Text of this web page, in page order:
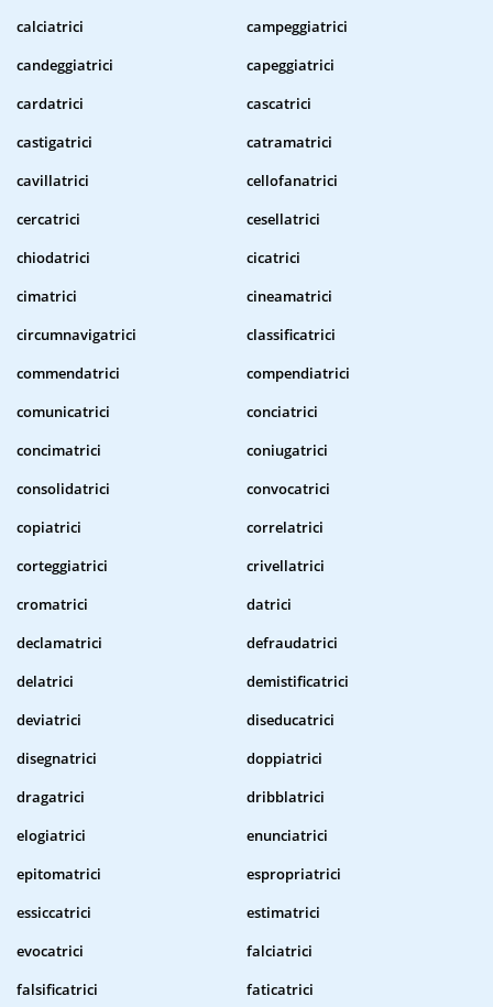
calciatrici
campeggiatrici
candeggiatrici
capeggiatrici
cardatrici
cascatrici
castigatrici
catramatrici
cavillatrici
cellofanatrici
cercatrici
cesellatrici
chiodatrici
cicatrici
cimatrici
cineamatrici
circumnavigatrici
classificatrici
commendatrici
compendiatrici
comunicatrici
conciatrici
concimatrici
coniugatrici
consolidatrici
convocatrici
copiatrici
correlatrici
corteggiatrici
crivellatrici
cromatrici
datrici
declamatrici
defraudatrici
delatrici
demistificatrici
deviatrici
diseducatrici
disegnatrici
doppiatrici
dragatrici
dribblatrici
elogiatrici
enunciatrici
epitomatrici
espropriatrici
essiccatrici
estimatrici
evocatrici
falciatrici
falsificatrici
faticatrici